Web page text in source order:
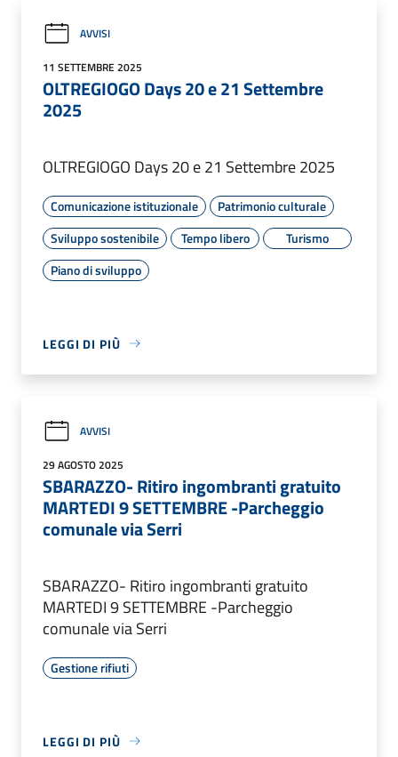
AVVISI
11 SETTEMBRE 2025
OLTREGIOGO Days 20 e 21 Settembre
2025
OLTREGIOGO Days 20 e 21 Settembre 2025
Comunicazione istituzionale
Patrimonio culturale
Sviluppo sostenibile
Tempo libero
Turismo
Piano di sviluppo
LEGGI DI PIÙ
AVVISI
29 AGOSTO 2025
SBARAZZO- Ritiro ingombranti gratuito
MARTEDI 9 SETTEMBRE -Parcheggio
comunale via Serri
SBARAZZO- Ritiro ingombranti gratuito
MARTEDI 9 SETTEMBRE -Parcheggio
comunale via Serri
Gestione rifiuti
LEGGI DI PIÙ